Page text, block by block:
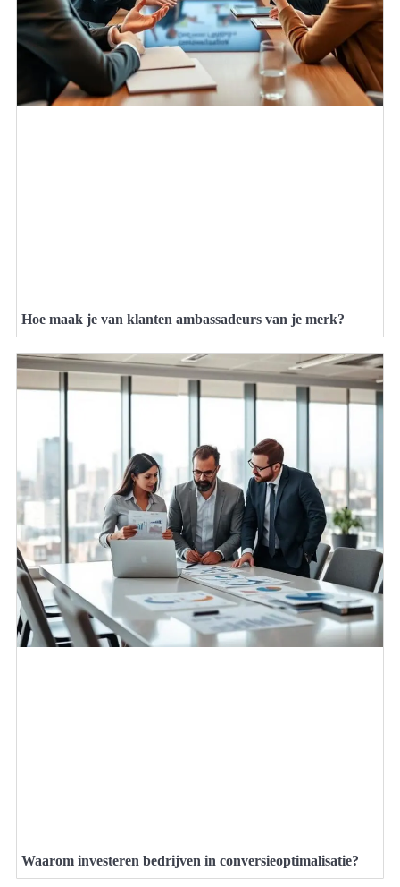
Hoe maak je van klanten ambassadeurs van je merk?
Waarom investeren bedrijven in conversieoptimalisatie?